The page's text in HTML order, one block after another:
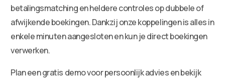
betalingsmatching en heldere controles op dubbele of
afwijkende boekingen. Dankzij onze koppelingen is alles in
enkele minuten aangesloten en kun je direct boekingen
verwerken.
Plan een gratis demo voor persoonlijk advies en bekijk